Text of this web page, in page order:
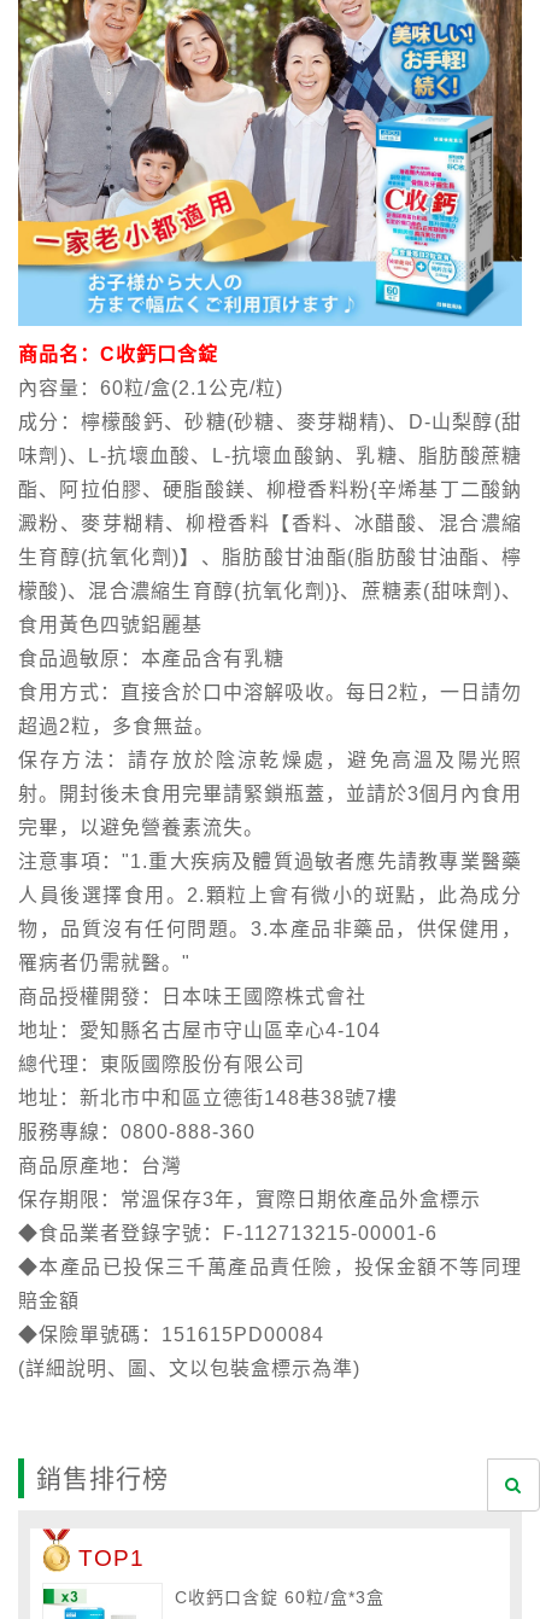
商品名：C收鈣口含錠
內容量：60粒/盒(2.1公克/粒)
成分：檸檬酸鈣、砂糖(砂糖、麥芽糊精)、D-山梨醇(甜
味劑)、L-抗壞血酸、L-抗壞血酸鈉、乳糖、脂肪酸蔗糖
酯、阿拉伯膠、硬脂酸鎂、柳橙香料粉{辛烯基丁二酸鈉
澱粉、麥芽糊精、柳橙香料【香料、冰醋酸、混合濃縮
生育醇(抗氧化劑)】、脂肪酸甘油酯(脂肪酸甘油酯、檸
檬酸)、混合濃縮生育醇(抗氧化劑)}、蔗糖素(甜味劑)、
食用黃色四號鋁麗基
食品過敏原：本產品含有乳糖
食用方式：直接含於口中溶解吸收。每日2粒，一日請勿
超過2粒，多食無益。
保存方法：請存放於陰涼乾燥處，避免高溫及陽光照
射。開封後未食用完畢請緊鎖瓶蓋，並請於3個月內食用
完畢，以避免營養素流失。
注意事項："1.重大疾病及體質過敏者應先請教專業醫藥
人員後選擇食用。2.顆粒上會有微小的斑點，此為成分
物，品質沒有任何問題。3.本產品非藥品，供保健用，
罹病者仍需就醫。"
商品授權開發：日本味王國際株式會社
地址：愛知縣名古屋市守山區幸心4-104
總代理：東阪國際股份有限公司
地址：新北市中和區立德街148巷38號7樓
服務專線：0800-888-360
商品原產地：台灣
保存期限：常溫保存3年，實際日期依產品外盒標示
◆食品業者登錄字號：F-112713215-00001-6
◆本產品已投保三千萬產品責任險，投保金額不等同理
賠金額
◆保險單號碼：151615PD00084
(詳細說明、圖、文以包裝盒標示為準)
銷售排行榜
TOP1
C收鈣口含錠 60粒/盒*3盒